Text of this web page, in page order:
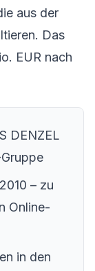
aus der
Das
EUR nach
DENZEL
– zu
Online-
in den